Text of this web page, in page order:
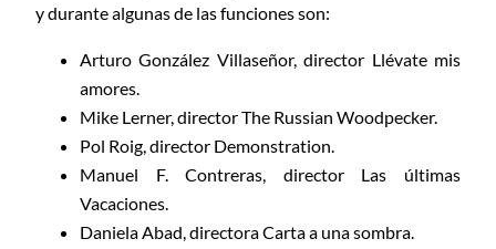
y durante algunas de las funciones son:
Arturo González Villaseñor, director Llévate mis
amores.
Mike Lerner, director The Russian Woodpecker.
Pol Roig, director Demonstration.
Manuel F. Contreras, director Las últimas
Vacaciones.
Daniela Abad, directora Carta a una sombra.